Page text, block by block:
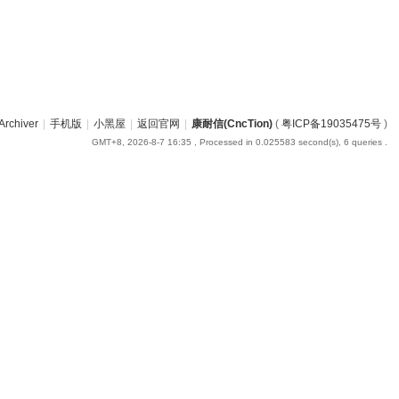
| 手机版 | 小黑屋 | 返回官网 | 康耐信(CncTion)( 粤ICP备19035475号)
GMT+8, 2026-8-7 16:35 , Processed in 0.025583 second(s), 6 queries .